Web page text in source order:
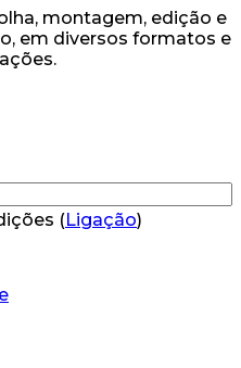
montagem, edição e
em diversos formatos e
(Ligação)